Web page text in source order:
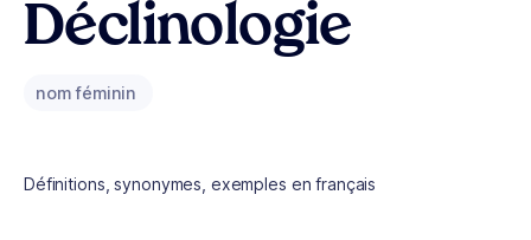
Déclinologie
nom féminin
Définitions, synonymes, exemples en français